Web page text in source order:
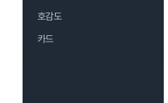
호감도
카드